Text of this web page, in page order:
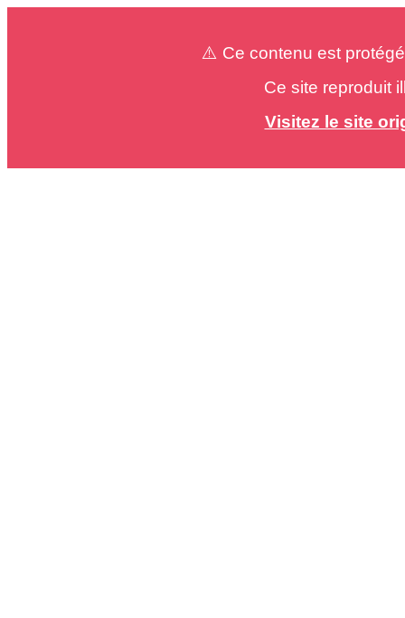
⚠️ Ce contenu est
Ce site reproduit
Visitez le site